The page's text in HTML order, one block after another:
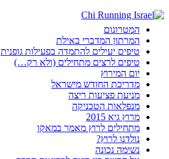
המטרונום
המרתון המדברי באילת
טיפים יעילים להתמדה בפעילות גופנית
טיפים לרצים מתחילים (ולא רק…)
יום המירוץ
מדריכת החודש מישראל
מניעת פציעות ריצה
מנפלאות הטכניקה
מרוץ גיא 2015
מתחילים לרוץ מאמר במאקו
נולדנו לרוץ?
נשימה נכונה